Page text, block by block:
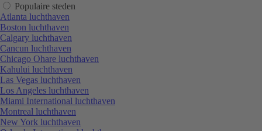
Populaire steden
Atlanta luchthaven
Boston luchthaven
Calgary luchthaven
Cancun luchthaven
Chicago Ohare luchthaven
Kahului luchthaven
Las Vegas luchthaven
Los Angeles luchthaven
Miami International luchthaven
Montreal luchthaven
New York luchthaven